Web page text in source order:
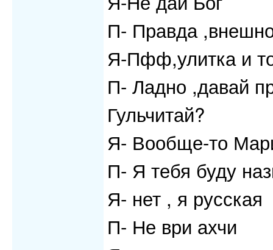
П- Правда
Я-Пфф,улитка и
П- Ладно ,давай
Гульчитай?
Я- Вообще-то
П- Я тебя буду
Я- нет , я русская
П- Не ври ахчи